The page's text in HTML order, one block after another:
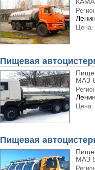
Цена:
Пищевая
МАЗ-
Цена:
Пищевая
МАЗ-